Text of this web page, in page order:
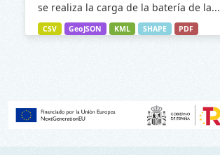
se realiza la carga de la batería de la...
CSV GeoJSON KML SHAPE PDF